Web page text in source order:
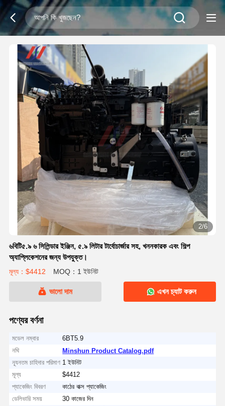
2/6
৬বিটি৫.৯ ৬ সিলিন্ডার ইঞ্জিন, ৫.৯ লিটার টার্বোচার্জার সহ, খননকারক এবং শিল্প
অ্যাপ্লিকেশনের জন্য উপযুক্ত।
মূল্য：$4412 MOQ：1 ইউনিট
ভালো দাম এখন চ্যাট করুন
পণ্যের বর্ণনা
মডেল নম্বার
6BT5.9
নথি
Minshun Product Catalog.pdf
ন্যূনতম চাহিদার পরিমাণ 1 ইউনিট
মূল্য
$4412
প্যাকেজিং বিবরণ
কাঠের বাক্স প্যাকেজিং
ডেলিভারি সময়
30 কাজের দিন